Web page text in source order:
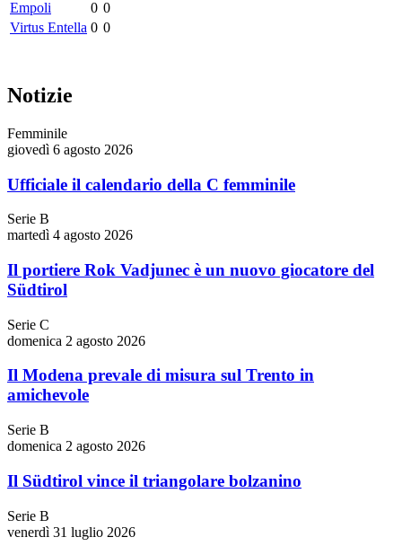
Empoli 0 0
Virtus Entella 0 0
Notizie
Femminile
giovedì 6 agosto 2026
Ufficiale il calendario della C femminile
Serie B
martedì 4 agosto 2026
Il portiere Rok Vadjunec è un nuovo giocatore del
Südtirol
Serie C
domenica 2 agosto 2026
Il Modena prevale di misura sul Trento in
amichevole
Serie B
domenica 2 agosto 2026
Il Südtirol vince il triangolare bolzanino
Serie B
venerdì 31 luglio 2026